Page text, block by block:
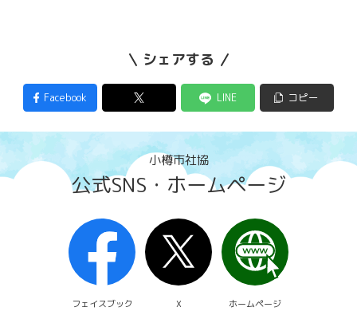
シェアする
Facebook LINE コピー
小樽市社協
公式SNS・ホームページ
フェイスブック X ホームページ